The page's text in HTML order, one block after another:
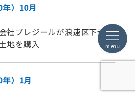
） 10月
社プレジールが浪速区下寺
地を購入
） 1月
menu